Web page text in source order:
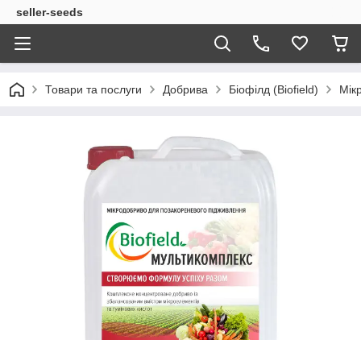
seller-seeds
Товари та послуги Добрива Біофілд (Biofield)